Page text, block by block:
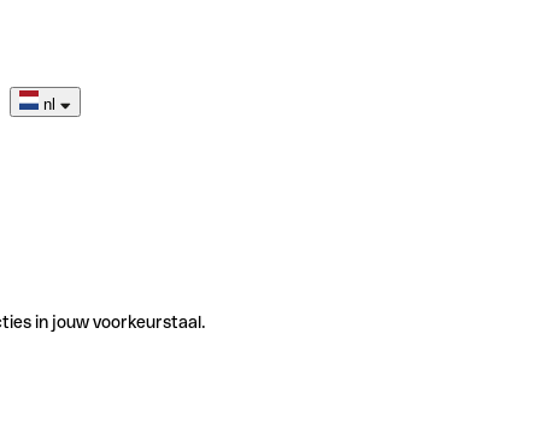
nl
in jouw voorkeurstaal.